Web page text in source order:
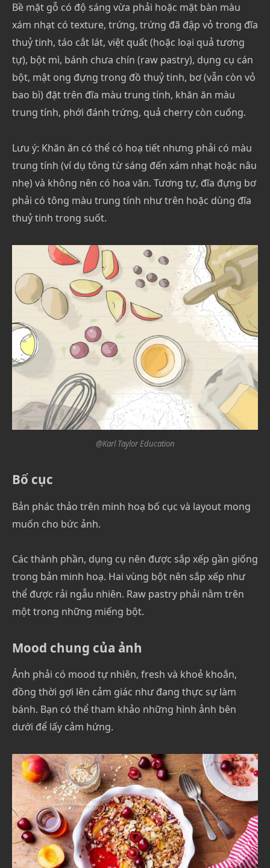
Bề mặt gỗ có độ sáng vừa phải hoặc mặt bàn màu
xám nhạt có texture, trứng, trứng đã đập vỏ trong đĩa
thuỷ tinh, táo cắt lát, việt quất (hoặc loại quả tương
tự), bột mì, bánh chưa chín (raw pastry), dụng cụ cán
bột, mật ong đựng trong đồ thuỷ tinh, bơ (vẫn còn vỏ
bao bì) đặt trên đĩa màu trung tính, khăn ăn màu
trung tính, phới đánh trứng, quả cherry còn cuống.
Lưu ý: Khăn ăn có thể có hoạ tiết nhưng phải có màu
trung tính (ví dụ tông từ sáng đến xám nhạt hoặc nâu
nhẹ) và không nên có hoa văn. Tương tự, đĩa đựng bơ
phải có tông màu trung tính như trên hoặc dùng đĩa
thuỷ tinh trong suốt.
@Karl Taylor Education
Bố cục
Bản phác thảo trên minh hoạ bố cục và layout mong
muốn cho bức ảnh.
Các thành phần, dụng cụ nên được sắp xếp gần giống
trong bản minh hoạ. Hai vùng bột nên sắp xếp như
thể được rải ngẫu nhiên. Raw pastry phải nằm trên
một trong những miếng bột.
Mood chung của ảnh
Ảnh phải có mood tự nhiên, fresh và khoẻ khoắn,
đồng thời gợi lên cảm giác như đang thực sự làm
bánh. Bạn có thể tham khảo những hình ảnh bên
dưới để lấy cảm hứng.